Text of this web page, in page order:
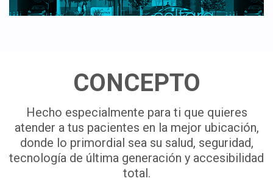
CONCEPTO
Hecho especialmente para ti que quieres
atender a tus pacientes en la mejor ubicación,
donde lo primordial sea su salud, seguridad,
tecnología de última generación y accesibilidad
total.